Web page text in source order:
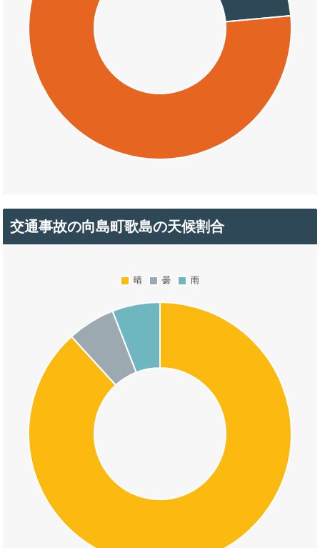
交通事故の向島町歌島の天候割合